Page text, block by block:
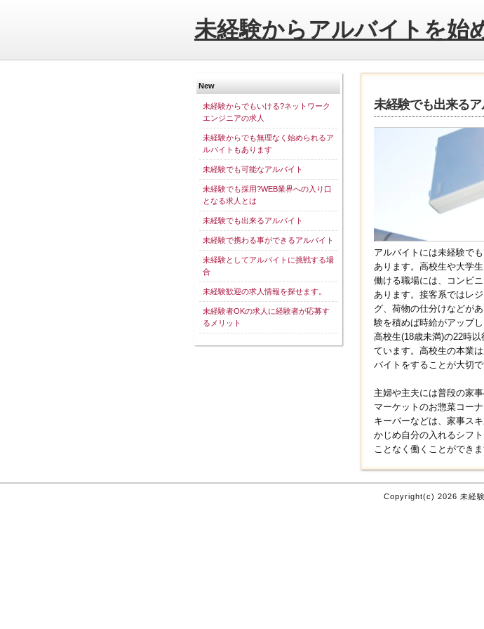
未経験からアルバイトを始
New
未経験からでもいける?ネットワーク
エンジニアの求人
未経験からでも無理なく始められるア
ルバイトもあります
未経験でも可能なアルバイト
未経験でも採用?WEB業界への入り口
となる求人とは
未経験でも出来るアルバイト
未経験で携わる事ができるアルバイト
未経験としてアルバイトに挑戦する場
合
未経験歓迎の求人情報を探せます。
未経験者OKの求人に経験者が応募す
るメリット
未経験でも出来るア
アルバイトには未経験で
あります。高校生や大学
働ける職場には、コンビ
あります。接客系ではレ
グ、荷物の仕分けなどが
験を積めば時給がアップ
高校生(18歳未満)の22時
ています。高校生の本業
バイトをすることが大切で
主婦や主夫には普段の家
マーケットのお惣菜コー
キーパーなどは、家事ス
かじめ自分の入れるシフ
ことなく働くことができま
Copyright(c) 2026 未経